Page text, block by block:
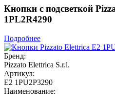
Кнопки с подсветкой
1PL2R4290
Подробнее
Бренд:
Pizzato Elettrica S.r.l.
Артикул:
E2 1PU2P3290
Наименование: